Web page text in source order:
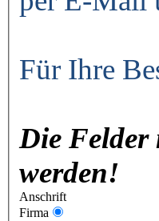
Für Ihre
Die Felder
werden!
Anschrift
Firma